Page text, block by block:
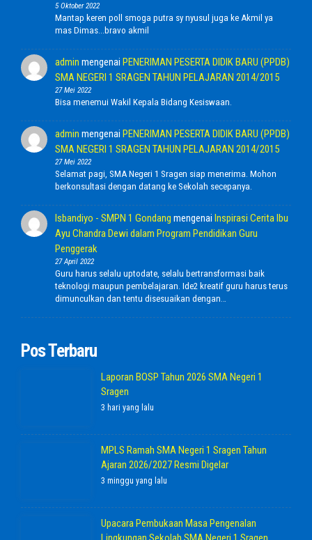
5 Oktober 2022
Mantap keren poll smoga putra sy nyusul juga ke Akmil ya
mas Dimas...bravo akmil
admin mengenai PENERIMAN PESERTA DIDIK BARU (PPDB)
SMA NEGERI 1 SRAGEN TAHUN PELAJARAN 2014/2015
27 Mei 2022
Bisa menemui Wakil Kepala Bidang Kesiswaan.
admin mengenai PENERIMAN PESERTA DIDIK BARU (PPDB)
SMA NEGERI 1 SRAGEN TAHUN PELAJARAN 2014/2015
27 Mei 2022
Selamat pagi, SMA Negeri 1 Sragen siap menerima. Mohon
berkonsultasi dengan datang ke Sekolah secepanya.
Isbandiyo - SMPN 1 Gondang mengenai Inspirasi Cerita Ibu
Ayu Chandra Dewi dalam Program Pendidikan Guru
Penggerak
27 April 2022
Guru harus selalu uptodate, selalu bertransformasi baik
teknologi maupun pembelajaran. Ide2 kreatif guru harus terus
dimunculkan dan tentu disesuaikan dengan…
Pos Terbaru
Laporan BOSP Tahun 2026 SMA Negeri 1
Sragen
3 hari yang lalu
MPLS Ramah SMA Negeri 1 Sragen Tahun
Ajaran 2026/2027 Resmi Digelar
3 minggu yang lalu
Upacara Pembukaan Masa Pengenalan